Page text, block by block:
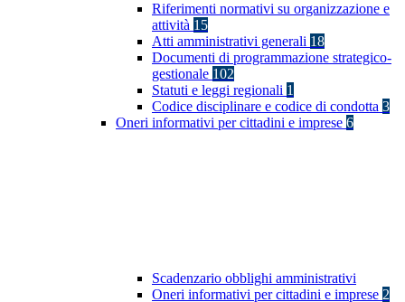
Riferimenti normativi su organizzazione e
attività 15
Atti amministrativi generali 18
Documenti di programmazione strategico-
gestionale 102
Statuti e leggi regionali 1
Codice disciplinare e codice di condotta 3
Oneri informativi per cittadini e imprese 6
Scadenzario obblighi amministrativi
Oneri informativi per cittadini e imprese 2